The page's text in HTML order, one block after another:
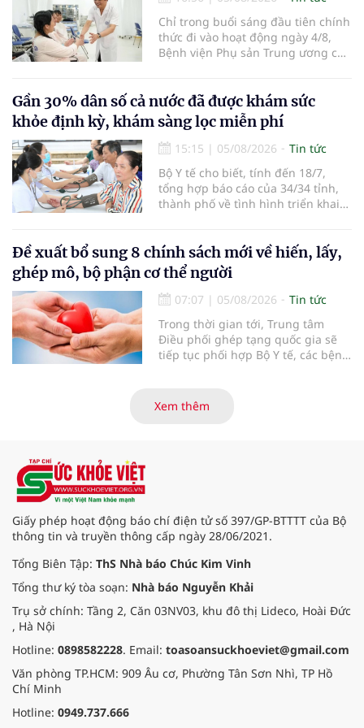
Chỉ trong buổi sáng đầu tiên chính
thức đi vào hoạt động ngày 4/8,
Bệnh viện Phụ sản Trung ương cơ
em bé đầu tiên chào đời.
Gần 30% dân số cả nước đã được khám sức
khỏe định kỳ, khám sàng lọc miễn phí
15:15 | 05/08/2026
Tin tức
Bộ Y tế cho biết, tính đến 18/7,
tổng hợp báo cáo của 34/34 tỉnh,
thành phố về tình hình triển khai
nhận 32.286.360 người, chiếm gần
30% dân số cả nước đã được khám
sức khỏe định kỳ năm nay.
Đề xuất bổ sung 8 chính sách mới về hiến, lấy,
ghép mô, bộ phận cơ thể người
07:07 | 05/08/2026
Tin tức
Trong thời gian tới, Trung tâm
Điều phối ghép tạng quốc gia sẽ
tiếp tục phối hợp Bộ Y tế, các bệnh
cường truyền thông, hoàn thiện
quy trình chuyên môn và hệ thống
Xem thêm
Giấy phép hoạt động báo chí điện tử số 397/GP-BTTTT của Bộ
thông tin và truyền thông cấp ngày 28/06/2021.
Tổng Biên Tập: ThS Nhà báo Chúc Kim Vinh
Tổng thư ký tòa soạn: Nhà báo Nguyễn Khải
Trụ sở chính: Tầng 2, Căn 03NV03, khu đô thị Lideco, Hoài Đức
, Hà Nội
Hotline: 0898582228. Email: toasoansuckhoeviet@gmail.com
Văn phòng TP.HCM: 909 Âu cơ, Phường Tân Sơn Nhì, TP Hồ
Chí Minh
Hotline: 0949.737.666